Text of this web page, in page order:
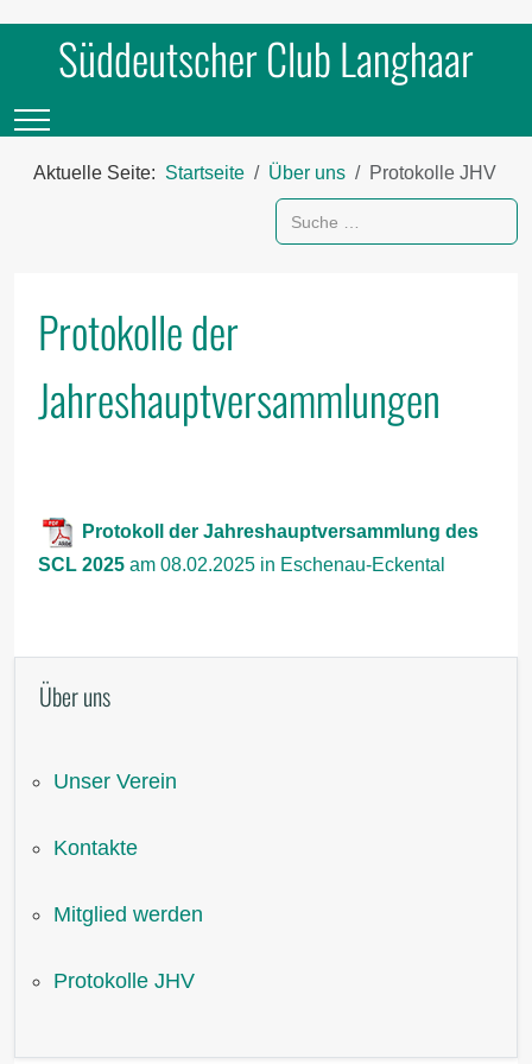
Süddeutscher Club Langhaar
Mobile Menu Toggle
Aktuelle Seite: Startseite Über uns
Protokolle JHV
Suchen
Protokolle der
Jahreshauptversammlungen
Protokoll der Jahreshauptversammlung des
SCL 2025 am 08.02.2025 in Eschenau-Eckental
Über uns
Unser Verein
Kontakte
Mitglied werden
Protokolle JHV